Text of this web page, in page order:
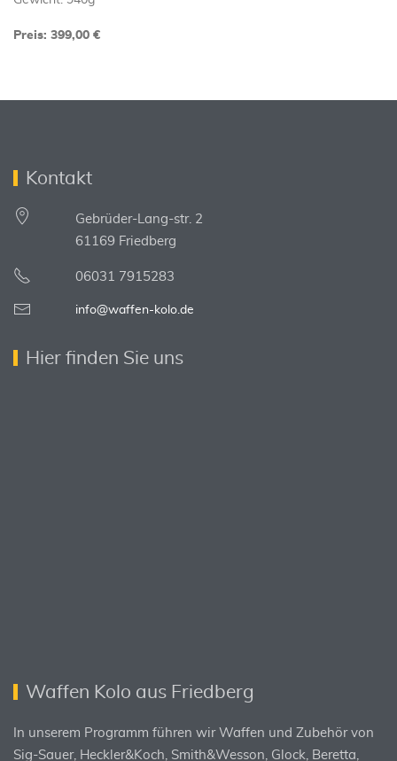
Preis: 399,00 €
Kontakt
Gebrüder-Lang-str. 2
61169 Friedberg
06031 7915283
info@waffen-kolo.de
Hier finden Sie uns
Waffen Kolo aus Friedberg
In unserem Programm führen wir Waffen und Zubehör von
Sig-Sauer, Heckler&Koch, Smith&Wesson, Glock, Beretta,